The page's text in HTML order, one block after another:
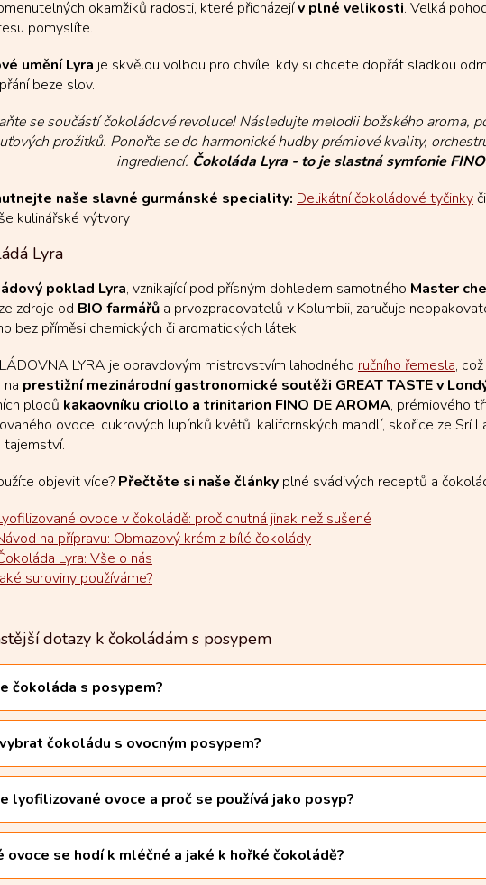
k
ý
s
u
okamžiků radosti, které přicházejív plné velikosti. Velká
pomyslíte.
umění Lyra je skvělou volbou pro chvíle, kdy si chcete dopřát sladkou
beze slov.
se součástí čokoládové revoluce! Následujte melodii božského aroma,
prožitků. Ponořte se do harmonické hudby prémiové kvality,
ingrediencí. Čokoláda Lyra - to je slastná symfonie
naše slavné gurmánské speciality: Delikátní čokoládové tyčinkyči
kulinářské výtvory
Lyra
poklad Lyra, vznikající pod přísným dohledem samotného Master
zdroje od BIO farmářů a prvozpracovatelů v Kolumbii, zaručuje
bez příměsi chemických či aromatických látek.
LYRA je opravdovým mistrovstvím lahodného ručního řemesla,
na prestižní mezinárodní gastronomické soutěži GREAT TASTE v
plodů kakaovníku criollo a trinitarion FINO DE AROMA, prémiového
ovoce, cukrových lupínků květů, kalifornských mandlí, skořice ze Srí
tajemství.
objevit více? Přečtěte si naše články plné svádivých receptů a
ovoce v čokoládě: proč chutná jinak než sušené
na přípravu: Obmazový krém z bílé čokolády
Lyra: Vše o nás
suroviny používáme?
dotazy k čokoládám s posypem
čokoláda s posypem?
čokoládu s ovocným posypem?
lyofilizované ovoce a proč se používá jako posyp?
ovoce se hodí k mléčné a jaké k hořké čokoládě?